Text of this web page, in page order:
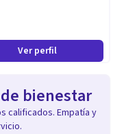
Ver perfil
bienestar
calificados. Empatía y